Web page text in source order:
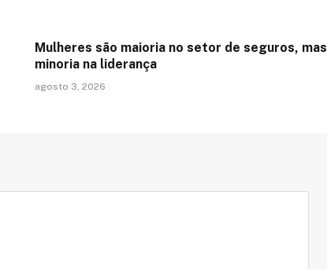
Mulheres são maioria no setor de seguros, mas
minoria na liderança
agosto 3, 2026